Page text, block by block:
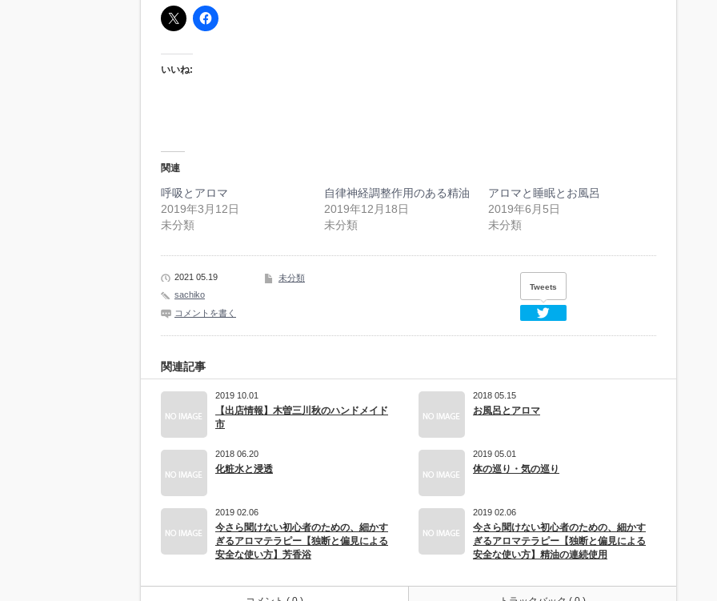
いいね:
関連
呼吸とアロマ
2019年3月12日
未分類
自律神経調整作用のある精油
2019年12月18日
未分類
アロマと睡眠とお風呂
2019年6月5日
未分類
2021 05.19
sachiko
コメントを書く
未分類
Tweets
関連記事
2019 10.01
【出店情報】木曽三川秋のハンドメイド
市
2018 05.15
お風呂とアロマ
2018 06.20
化粧水と浸透
2019 05.01
体の巡り・気の巡り
2019 02.06
今さら聞けない初心者のための、細かす
ぎるアロマテラピー【独断と偏見による
安全な使い方】芳香浴
2019 02.06
今さら聞けない初心者のための、細かす
ぎるアロマテラピー【独断と偏見による
安全な使い方】精油の連続使用